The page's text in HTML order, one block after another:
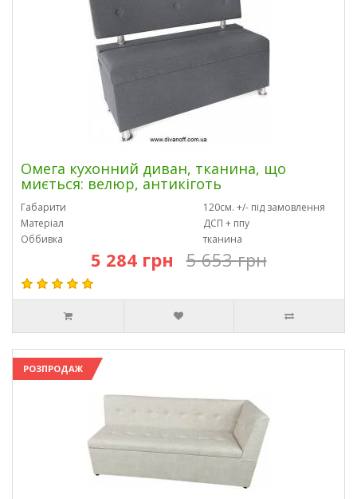
Омега кухонний диван, тканина, що
миється: велюр, антикіготь
Габарити
120см. +/- під замовлення
Матеріал
ДСП + ппу
Оббивка
тканина
5 284 грн 5 653 грн
РОЗПРОДАЖ